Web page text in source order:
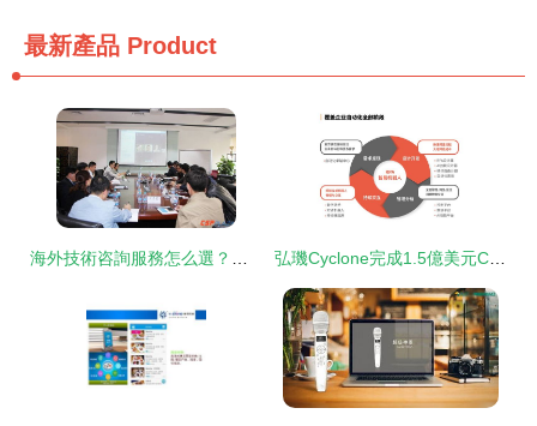
最新產品 Product